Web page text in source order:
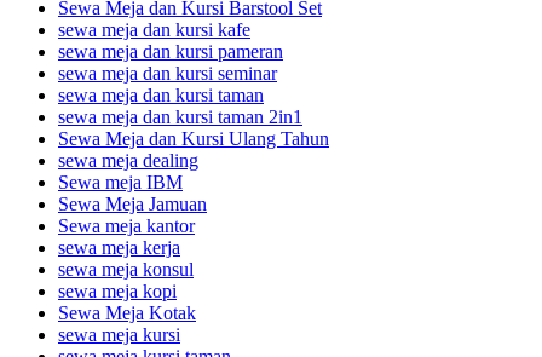
Sewa Meja dan Kursi Barstool Set
sewa meja dan kursi kafe
sewa meja dan kursi pameran
sewa meja dan kursi seminar
sewa meja dan kursi taman
sewa meja dan kursi taman 2in1
Sewa Meja dan Kursi Ulang Tahun
sewa meja dealing
Sewa meja IBM
Sewa Meja Jamuan
Sewa meja kantor
sewa meja kerja
sewa meja konsul
sewa meja kopi
Sewa Meja Kotak
sewa meja kursi